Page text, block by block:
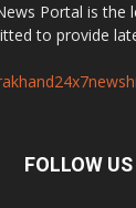
Portal is the
to provide
FOLLOW US